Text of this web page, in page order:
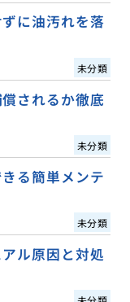
に油汚れを落
未分類
されるか徹底
未分類
る簡単メンテ
未分類
ル原因と対処